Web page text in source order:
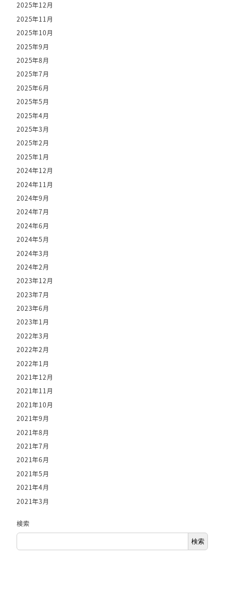
2025年12月
2025年11月
2025年10月
2025年9月
2025年8月
2025年7月
2025年6月
2025年5月
2025年4月
2025年3月
2025年2月
2025年1月
2024年12月
2024年11月
2024年9月
2024年7月
2024年6月
2024年5月
2024年3月
2024年2月
2023年12月
2023年7月
2023年6月
2023年1月
2022年3月
2022年2月
2022年1月
2021年12月
2021年11月
2021年10月
2021年9月
2021年8月
2021年7月
2021年6月
2021年5月
2021年4月
2021年3月
検索
検索